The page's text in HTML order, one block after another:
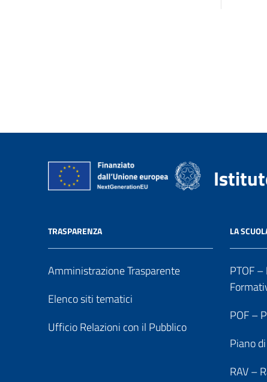
TRASPARENZA
Amministrazione Trasparente
Elenco siti tematici
Ufficio Relazioni con il Pubblico
LA
PTOF
POF –
Piano
RAV –